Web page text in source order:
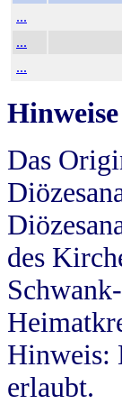
...
...
...
Das
des
Hinweis:
erlaubt.